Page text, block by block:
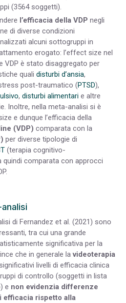
(3564 soggetti).
l’efficacia della VDP negli
di diverse condizioni
alcuni sottogruppi in
erogato: l’effect size nel
VDP è stato disaggregato per
quali disturbi d’ansia,
post-traumatico (PTSD),
, disturbi alimentari e altre
Inoltre, nella meta-analisi si è
e dunque l’efficacia della
(VDP) comparata con la
per diverse tipologie di
(terapia cognitivo-
comparata con approcci
di Fernandez et al. (2021) sono
tra cui una grande
significativa per la
che in generale lavideoterapia
livelli di efficacia clinica
di controllo (soggetti in lista
e non evidenzia differenze
efficacia rispetto alla